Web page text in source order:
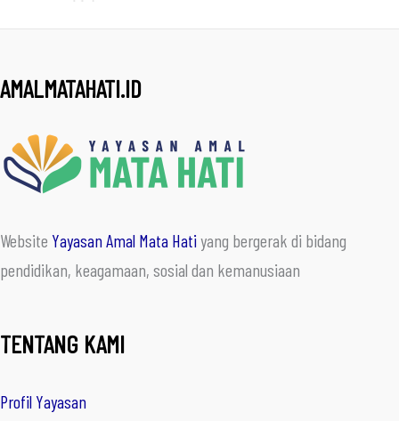
AMALMATAHATI.ID
Website Yayasan Amal Mata Hatiyang bergerak di bidang
pendidikan, keagamaan, sosial dan kemanusiaan
TENTANG KAMI
Profil Yayasan